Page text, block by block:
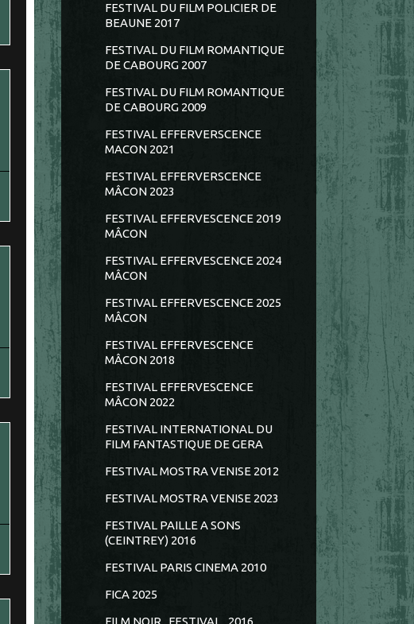
FESTIVAL DU FILM POLICIER DE
BEAUNE 2017
FESTIVAL DU FILM ROMANTIQUE
DE CABOURG 2007
FESTIVAL DU FILM ROMANTIQUE
DE CABOURG 2009
FESTIVAL EFFERVERSCENCE
MACON 2021
FESTIVAL EFFERVERSCENCE
MÂCON 2023
FESTIVAL EFFERVESCENCE 2019
MÂCON
FESTIVAL EFFERVESCENCE 2024
MÂCON
FESTIVAL EFFERVESCENCE 2025
MÂCON
FESTIVAL EFFERVESCENCE
MÂCON 2018
FESTIVAL EFFERVESCENCE
MÂCON 2022
FESTIVAL INTERNATIONAL DU
FILM FANTASTIQUE DE GERA
FESTIVAL MOSTRA VENISE 2012
FESTIVAL MOSTRA VENISE 2023
FESTIVAL PAILLE A SONS
(CEINTREY) 2016
FESTIVAL PARIS CINEMA 2010
FICA 2025